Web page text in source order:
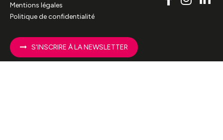
Mentions légales
Politique de confidentialité
S'INSCRIRE À LA NEWSLETTER